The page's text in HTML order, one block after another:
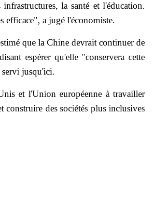
la santé et l'éducation.
efficace", a jugé l'économiste.
que la Chine devrait continuer de
espérer qu'elle "conservera cette
jusqu'ici.
et l'Union européenne à travailler
des sociétés plus inclusives